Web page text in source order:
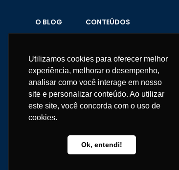
Utilizamos cookies para oferecer melhor
experiência, melhorar o desempenho,
analisar como você interage em nosso
site e personalizar conteúdo. Ao utilizar
este site, você concorda com o uso de
cookies.
Ok, entendi!
O BLOG
Materiais
Fale conosco
CONTEÚDOS
Feriados
Dicas e ações nas
Eventos corporativos
Presentes e brindes
RH
WhatsApp:
11 95681-5743
atendimento@somarcas.com.br